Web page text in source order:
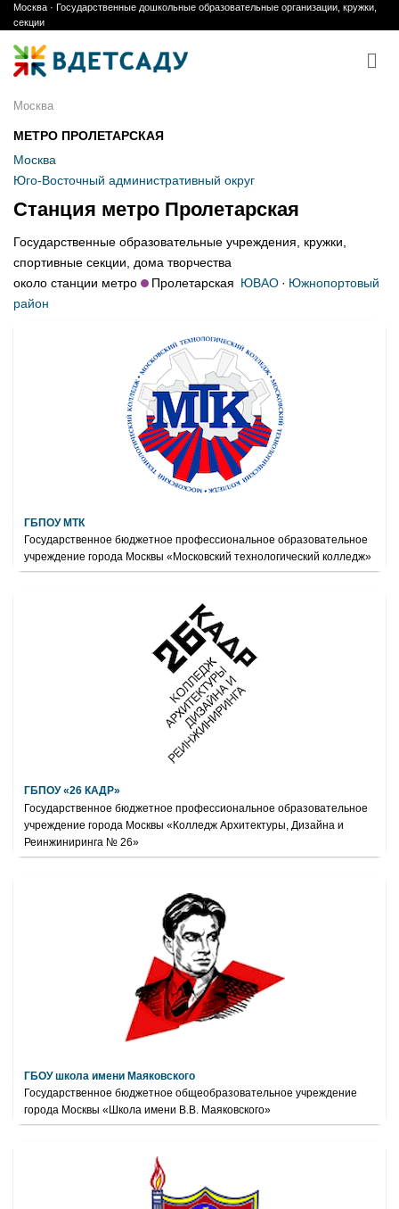
Skip
to
content
Москва · Государственные дошкольные образовательные организации, кружки,
секции
Москва
МЕТРО ПРОЛЕТАРСКАЯ
Москва
Юго-Восточный административный округ
Станция метро Пролетарская
Государственные образовательные учреждения, кружки,
спортивные секции, дома творчества
около станции метро
Пролетарская ЮВАО· Южнопортовый
район
ГБПОУ МТК
Государственное бюджетное профессиональное образовательное
учреждение города Москвы «Московский технологический колледж»
ГБПОУ «26 КАДР»
Государственное бюджетное профессиональное образовательное
учреждение города Москвы «Колледж Архитектуры, Дизайна и
Реинжиниринга № 26»
ГБОУ школа имени Маяковского
Государственное бюджетное общеобразовательное учреждение
города Москвы «Школа имени В.В. Маяковского»